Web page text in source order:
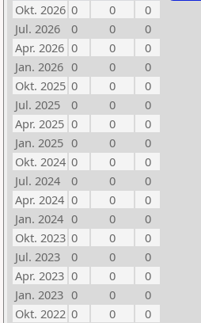
Okt. 2026 0 0
0
Jul. 2026
0 0
0
Apr. 2026 0 0
0
Jan. 2026 0 0
0
Okt. 2025 0 0
0
Jul. 2025
0 0
0
Apr. 2025 0 0
0
Jan. 2025 0 0
0
Okt. 2024 0 0
0
Jul. 2024
0 0
0
Apr. 2024 0 0
0
Jan. 2024 0 0
0
Okt. 2023 0 0
0
Jul. 2023
0 0
0
Apr. 2023 0 0
0
Jan. 2023 0 0
0
Okt. 2022 0 0
0